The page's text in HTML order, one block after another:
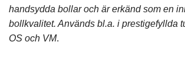
handsydda bollar och är erkänd som en
bollkvalitet. Används bl.a. i prestigefyllda
OS och VM.